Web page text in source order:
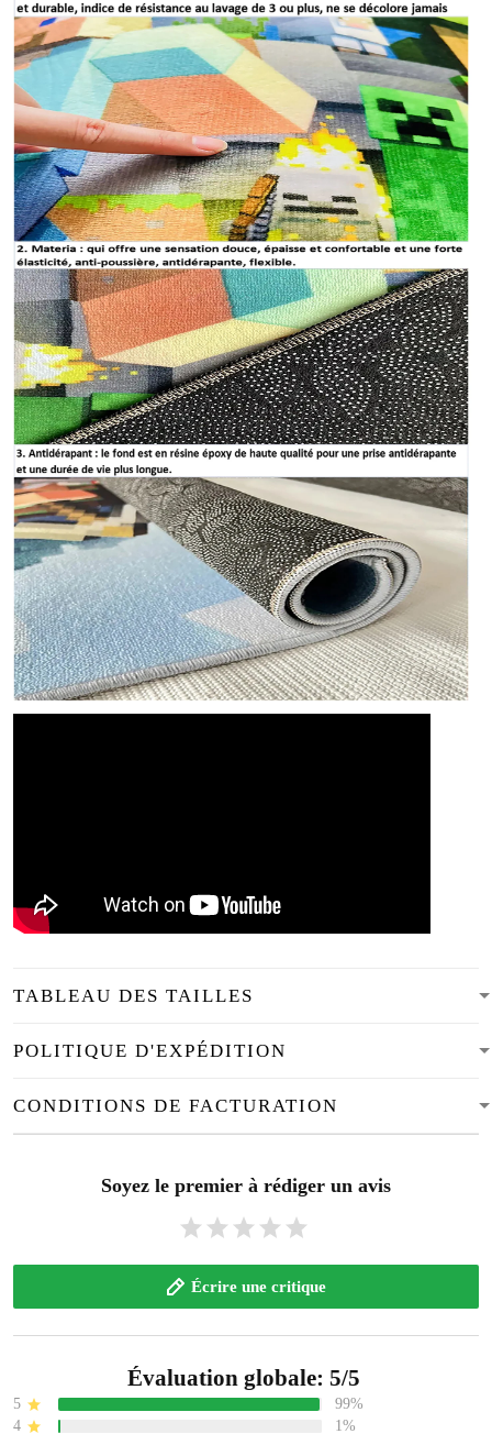
TABLEAU DES TAILLES
POLITIQUE D'EXPÉDITION
CONDITIONS DE FACTURATION
Soyez le premier à rédiger un avis
Écrire une critique
Évaluation globale: 5/5
5
99%
4
1%